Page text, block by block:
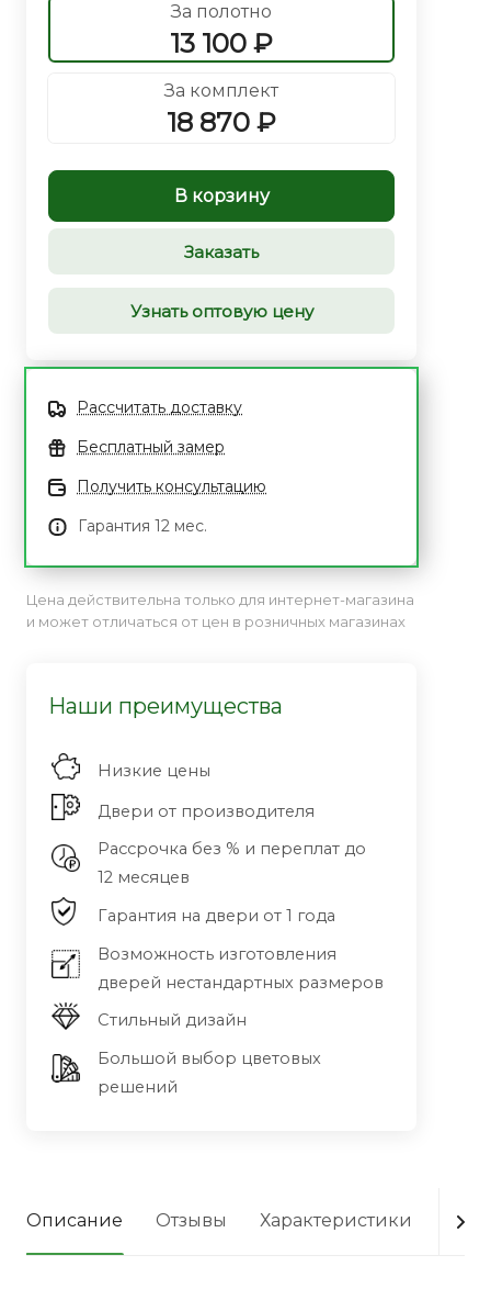
За полотно
13 100 ₽
За комплект
18 870 ₽
В корзину
Заказать
Узнать оптовую цену
Рассчитать доставку
Бесплатный замер
Получить консультацию
Гарантия 12 мес.
Цена действительна только для интернет-магазина
и может отличаться от цен в розничных магазинах
Наши преимущества
Низкие цены
Двери от производителя
Рассрочка без % и переплат до
12 месяцев
Гарантия на двери от 1 года
Возможность изготовления
дверей нестандартных размеров
Стильный дизайн
Большой выбор цветовых
решений
Описание Отзывы Характеристики